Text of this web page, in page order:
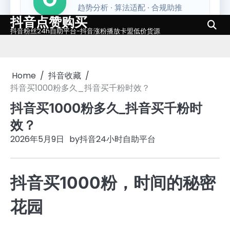
Skip
to
抖音点赞购买
抖音粉丝24h自助平台-抖音涨粉播放卡盟低价货源
Home
抖音收藏
抖音买1000粉多久_抖音买千粉时效？
抖音买1000粉多久_抖音买千粉时
效？
2026年5月9日 by抖音24小时自助平台
抖音买1000粉，时间的秘密
花园